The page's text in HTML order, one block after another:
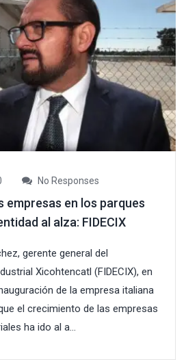
No Responses
empresas en los parques
al alza: FIDECIX
gerente general del
Xicohtencatl (FIDECIX), en
de la empresa italiana
el crecimiento de las empresas
ha ido al a...